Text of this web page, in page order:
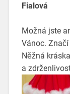
Fialová
Možná jste
Vánoc.
Něžná
a